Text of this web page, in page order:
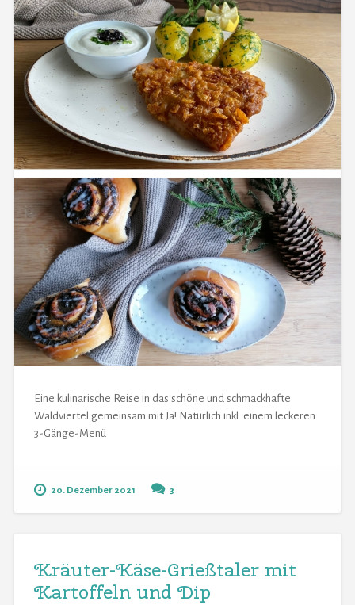
Eine kulinarische Reise in das schöne und schmackhafte
Waldviertel gemeinsam mit Ja! Natürlich inkl. einem leckeren
3-Gänge-Menü
20. Dezember 2021 3
Kräuter-Käse-Grießtaler mit
Kartoffeln und Dip